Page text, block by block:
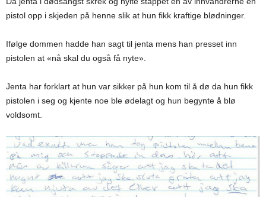
pistol opp i skjeden på henne slik at hun fikk kraftige blødninger.
Ifølge dommen hadde han sagt til jenta mens han presset inn
pistolen at «nå skal du også få nyte».
Jenta har forklart at hun var sikker på hun kom til å dø da hun fikk
pistolen i seg og kjente noe ble ødelagt og hun begynte å blø
voldsomt.